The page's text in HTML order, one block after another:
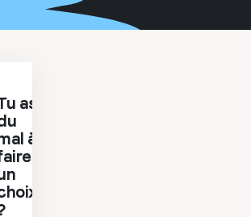
as
à